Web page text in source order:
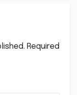
Required